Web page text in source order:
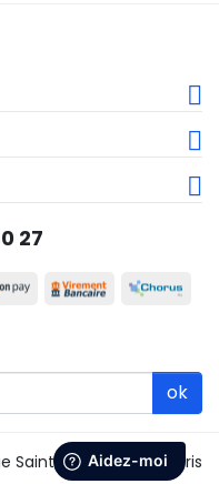
27
ok
Saint Honoré 75001 Paris